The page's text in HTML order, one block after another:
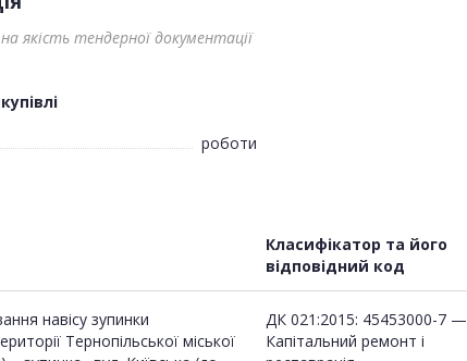
якість тендерної документації
роботи
Класифікатор та його
відповідний код
навісу зупинки
Тернопільської міської
ДК 021:2015: 45453000-7 —
Капітальний ремонт і